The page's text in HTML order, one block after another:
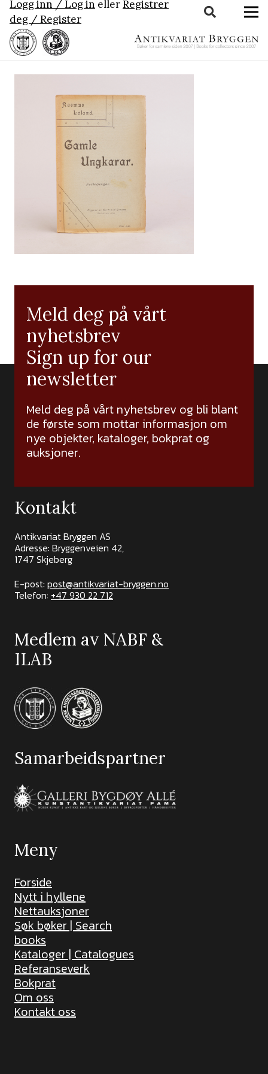
Logg inn / Log in ellerRegistrer
deg / Register
Meld deg på vårt
nyhetsbrev
Sign up for our
newsletter
Meld deg på vårt nyhetsbrev og bli blant
de første som mottar informasjon om
nye objekter, kataloger, bokprat og
auksjoner.
Kontakt
Antikvariat Bryggen AS
Adresse: Bryggenveien 42,
1747 Skjeberg
E-post: post@antikvariat-bryggen.no
Telefon: +47 930 22 712
Medlem av NABF &
ILAB
Samarbeidspartner
Meny
Forside
Nytt i hyllene
Nettauksjoner
Søk bøker | Search
books
Kataloger | Catalogues
Referanseverk
Bokprat
Om oss
Kontakt oss